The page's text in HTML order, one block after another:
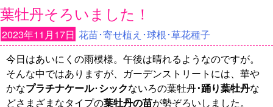
葉牡丹そろいました！
2023年11月17日 花苗･寄せ植え･球根･草花種子
今日はあいにくの雨模様。午後は晴れるようなのですが。
そんな中ではありますが、ガーデンストリートには、華や
かなプラチナケール･シックないろの葉牡丹･踊り葉牡丹な
どさまざまなタイプの葉牡丹の苗が勢ぞろいしました。